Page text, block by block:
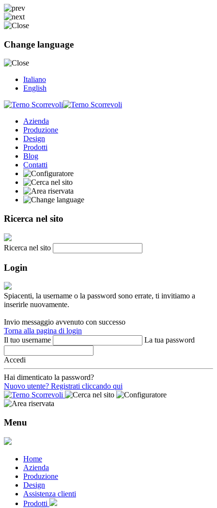
Change language
Italiano
English
Azienda
Produzione
Design
Prodotti
Blog
Contatti
Ricerca nel sito
Ricerca nel sito
Login
Spiacenti, la username o la password sono errate, ti invitiamo a
inserirle nuovamente.
Invio messaggio avvenuto con successo
Torna alla pagina di login
Il tuo username
La tua password
Accedi
Hai dimenticato la password?
Nuovo utente? Registrati cliccando qui
Menu
Home
Azienda
Produzione
Design
Assistenza clienti
Prodotti